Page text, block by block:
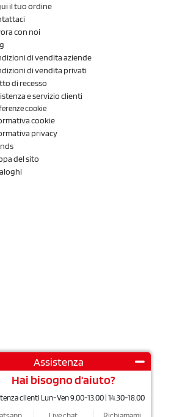
il tuo ordine
con noi
di vendita aziende
di vendita privati
di recesso
e servizio clienti
cookie
cookie
privacy
del sito
Assistenza
Hai bisogno d'aiuto?
clienti Lun-Ven 9.00-13.00 | 14.30-18.00